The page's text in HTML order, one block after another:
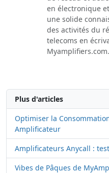
en électronique
une solide
des activités du
telecoms en
Myamplifiers.com.
Plus d'articles
Optimiser la
Amplificateur
Amplificateurs Anycall :
Vibes de Pâques de